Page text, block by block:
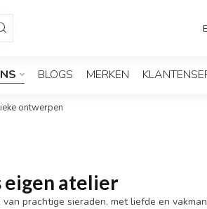
BLOGS MERKEN
een prachtig cadeau
eigen atelier
prachtige sieraden, met liefde en